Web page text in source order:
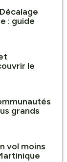
: guide
le
grands
vol moins